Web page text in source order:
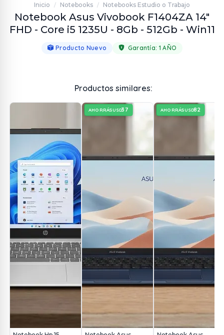
Inicio / Notebooks / Notebooks Estudio o Trabajo
Notebook Asus Vivobook F1404ZA 14"
FHD - Core i5 1235U - 8Gb - 512Gb - Win11
Producto Nuevo Garantía: 1 AÑO
Productos similares:
AHORRÁSUSD37 AHORRÁSUSD82